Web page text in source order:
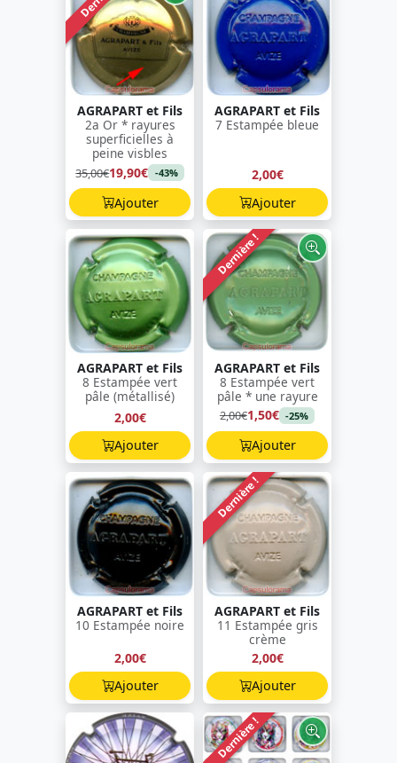
AGRAPART et Fils
2a Or * rayures
superficielles à
peine visbles
35,00€19,90€ -43%
Ajouter
AGRAPART et Fils
7 Estampée bleue
2,00€
Ajouter
AGRAPART et Fils
8 Estampée vert
pâle (métallisé)
2,00€
Ajouter
Dernière !
AGRAPART et Fils
8 Estampée vert
pâle * une rayure
2,00€1,50€ -25%
Ajouter
AGRAPART et Fils
10 Estampée noire
2,00€
Ajouter
Dernière !
AGRAPART et Fils
11 Estampée gris
crème
2,00€
Ajouter
Dernière !